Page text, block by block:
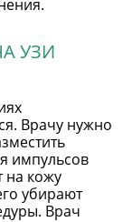
УЗИ
Врачу нужно
импульсов
на кожу
убирают
Врач